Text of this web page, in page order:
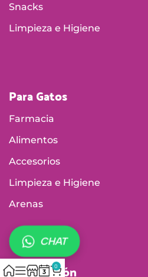
Snacks
Limpieza e Higiene
Para Gatos
Farmacia
Alimentos
Accesorios
Limpieza e Higiene
Arenas
Información
CHAT
0